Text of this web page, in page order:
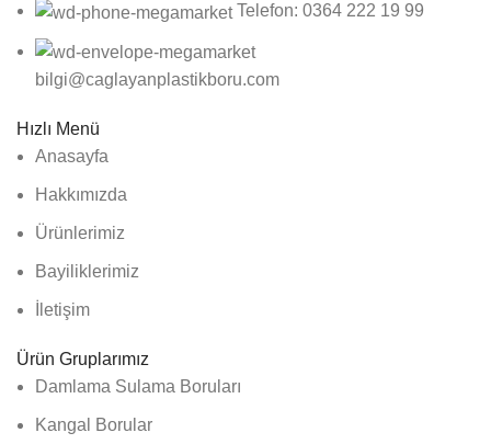
Telefon: 0364 222 19 99
bilgi@caglayanplastikboru.com
Hızlı Menü
Anasayfa
Hakkımızda
Ürünlerimiz
Bayiliklerimiz
İletişim
Ürün Gruplarımız
Damlama Sulama Boruları
Kangal Borular